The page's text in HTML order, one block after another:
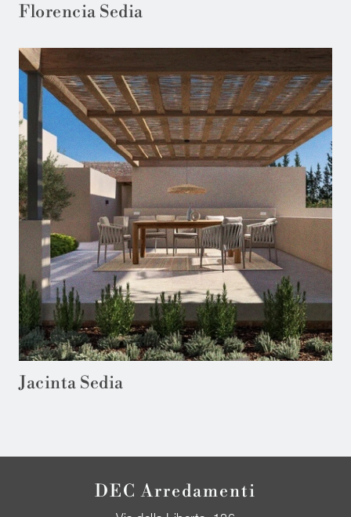
Florencia Sedia
Jacinta Sedia
DEC Arredamenti